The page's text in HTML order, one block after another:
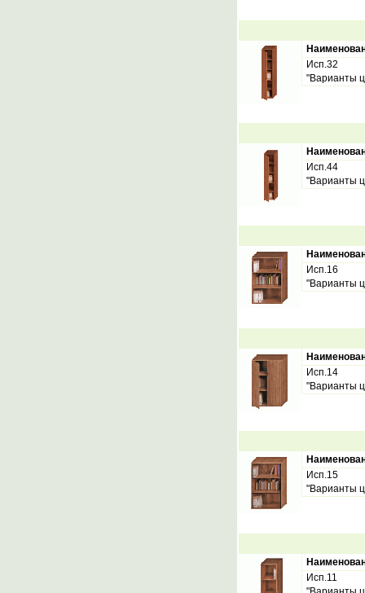
Исп.32
"Варианты
Исп.44
"Варианты
Исп.16
"Варианты
Исп.14
"Варианты
Исп.15
"Варианты
Исп.11